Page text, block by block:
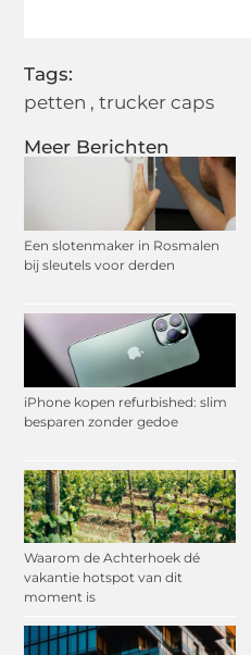
Meer Berichten
Een slotenmaker in Rosmalen
bij sleutels voor derden
iPhone kopen refurbished: slim
besparen zonder gedoe
Waarom de Achterhoek dé
vakantie hotspot van dit
moment is
Tags:
petten ,trucker caps